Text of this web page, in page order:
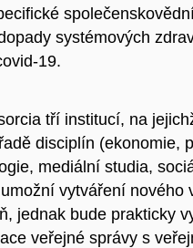
systémových
19.
tří institucí, na
disciplín (ekonomie,
mediální studia,
vytváření nového
jednak bude prakticky
veřejné správy s